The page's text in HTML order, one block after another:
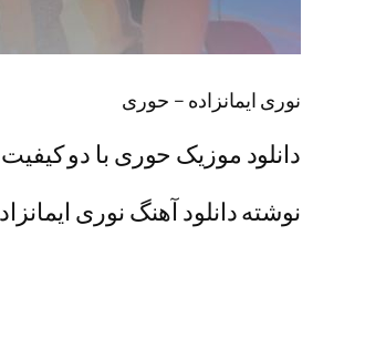
نوری ایمانزاده – حوری
دانلود موزیک حوری با دو کیفیت ۳۲۰ و ۱۲۸ همراه + پخش آنلاین
نوشته دانلود آهنگ نوری